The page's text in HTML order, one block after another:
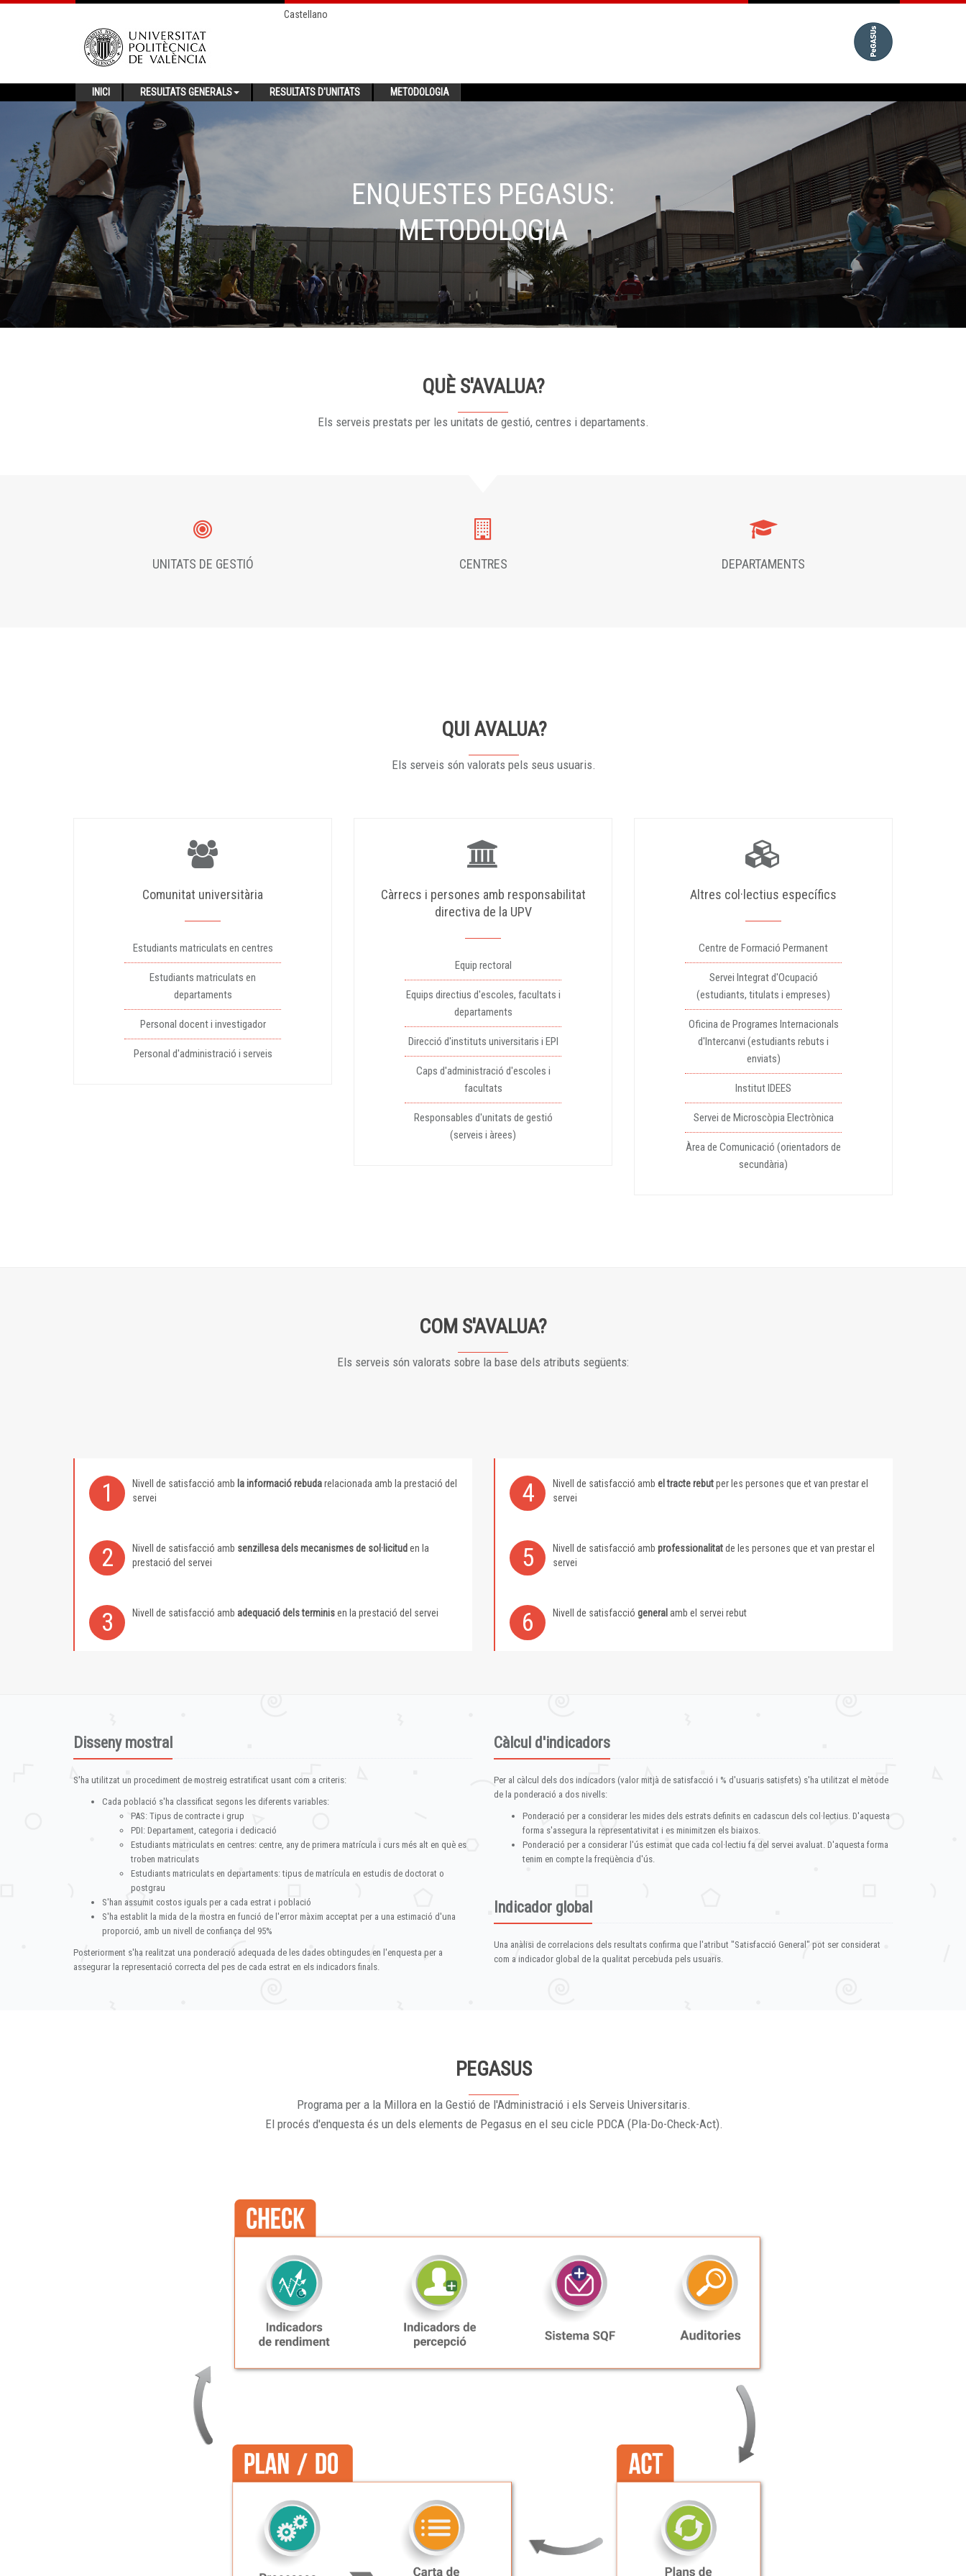
Castellano
INICI RESULTATS GENERALS RESULTATS D'UNITATS METODOLOGIA
ENQUESTES PEGASUS:
METODOLOGIA
QUÈ S'AVALUA?
Els serveis prestats per les unitats de gestió, centres i departaments.
UNITATS DE GESTIÓ CENTRES DEPARTAMENTS
QUI AVALUA?
Els serveis són valorats pels seus usuaris.
Comunitat universitària
Estudiants matriculats en centres
Estudiants matriculats en
departaments
Personal docent i investigador
Personal d'administració i serveis
Càrrecs i persones amb responsabilitat
directiva de la UPV
Equip rectoral
Equips directius d'escoles, facultats i
departaments
Direcció d'instituts universitaris i EPI
Caps d'administració d'escoles i
facultats
Responsables d'unitats de gestió
(serveis i àrees)
Altres col·lectius específics
Centre de Formació Permanent
Servei Integrat d'Ocupació
(estudiants, titulats i empreses)
Oficina de Programes Internacionals
d'Intercanvi (estudiants rebuts i
enviats)
Institut IDEES
Servei de Microscòpia Electrònica
Àrea de Comunicació (orientadors de
secundària)
COM S'AVALUA?
Els serveis són valorats sobre la base dels atributs següents:
1 Nivell de satisfacció amb la informació rebudarelacionada amb la prestació del
servei
4 Nivell de satisfacció amb el tracte rebutper les persones que et van prestar el
servei
2 Nivell de satisfacció amb senzillesa dels mecanismes de sol·licitud en la
prestació del servei
5 Nivell de satisfacció amb professionalitatde les persones que et van prestar el
servei
3 Nivell de satisfacció amb adequació dels terminisen la prestació del servei 6 Nivell de satisfacció general amb el servei rebut
Disseny mostral
S'ha utilitzat un procediment de mostreig estratificat usant com a criteris:
Cada població s'ha classificat segons les diferents variables:
PAS: Tipus de contracte i grup
PDI: Departament, categoria i dedicació
Estudiants matriculats en centres: centre, any de primera matrícula i curs més alt en què es
troben matriculats
Estudiants matriculats en departaments: tipus de matrícula en estudis de doctorat o
postgrau
S'han assumit costos iguals per a cada estrat i població
S'ha establit la mida de la mostra en funció de l'error màxim acceptat per a una estimació d'una
proporció, amb un nivell de confiança del 95%
Posteriorment s'ha realitzat una ponderació adequada de les dades obtingudes en l'enquesta per a
assegurar la representació correcta del pes de cada estrat en els indicadors finals.
Càlcul d'indicadors
Per al càlcul dels dos indicadors (valor mitjà de satisfacció i % d'usuaris satisfets) s'ha utilitzat el mètode
de la ponderació a dos nivells:
Ponderació per a considerar les mides dels estrats definits en cadascun dels col·lectius. D'aquesta
forma s'assegura la representativitat i es minimitzen els biaixos.
Ponderació per a considerar l'ús estimat que cada col·lectiu fa del servei avaluat. D'aquesta forma
tenim en compte la freqüència d'ús.
Indicador global
Una anàlisi de correlacions dels resultats confirma que l'atribut "Satisfacció General" pot ser considerat
com a indicador global de la qualitat percebuda pels usuaris.
PEGASUS
Programa per a la Millora en la Gestió de l'Administració i els Serveis Universitaris.
El procés d'enquesta és un dels elements de Pegasus en el seu cicle PDCA (Pla-Do-Check-Act).